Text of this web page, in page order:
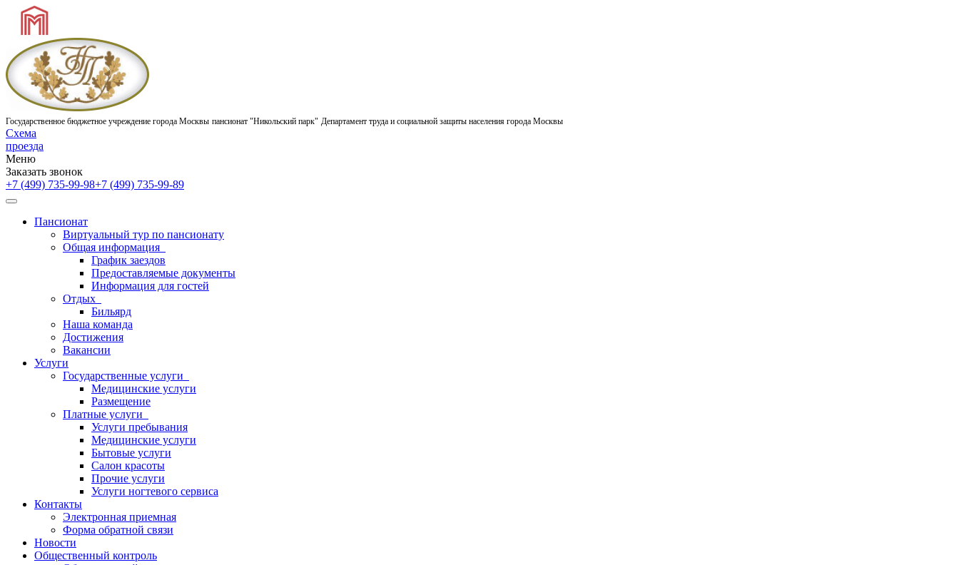
Государственное бюджетное учреждение города Москвы пансионат "Никольский парк" Департамент труда и социальной защиты населения города Москвы
Схема
проезда
Меню
Заказать звонок
+7 (499) 735-99-98+7 (499) 735-99-89
Пансионат
Виртуальный тур по пансионату
Общая информация
График заездов
Предоставляемые документы
Информация для гостей
Отдых
Бильярд
Наша команда
Достижения
Вакансии
Услуги
Государственные услуги
Медицинские услуги
Размещение
Платные услуги
Услуги пребывания
Медицинские услуги
Бытовые услуги
Салон красоты
Прочие услуги
Услуги ногтевого сервиса
Контакты
Электронная приемная
Форма обратной связи
Новости
Общественный контроль